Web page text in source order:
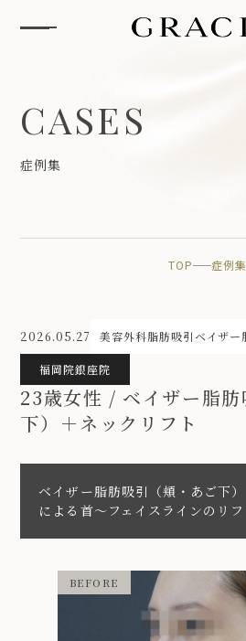
CASES
症例集
TOP 症例集
2026.05.27 美容外科脂肪吸引ベイザー
23歳女性 / ベイザー脂肪
下）＋ネックリフト
福岡院銀座院
ベイザー脂肪吸引（頬・あご下
による首〜フェイスラインのリフ
BEFORE